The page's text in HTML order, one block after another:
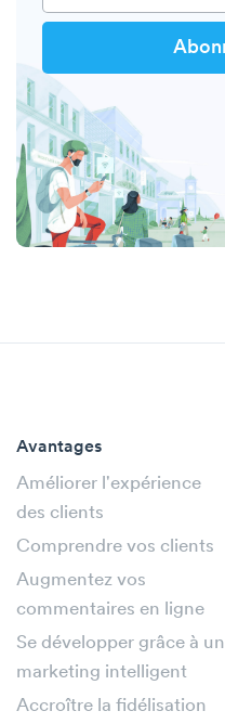
Avantages
Améliorer l'expérience
des clients
Comprendre vos clients
Augmentez vos
commentaires en ligne
Se développer grâce à un
marketing intelligent
Accroître la fidélisation